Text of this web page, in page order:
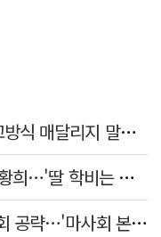
李대통령 "부동산 공급, 기존 사고방식 매달리지 말고 과감히 생각·실천"
"폐기 버스 개조해 청년주택" 與 황희…'딸 학비는 年 4200만원'
김병삼 경북 영천시장, 이번엔 국회 공략…'마사회 본사 이전·광역교통망 확충' 요청